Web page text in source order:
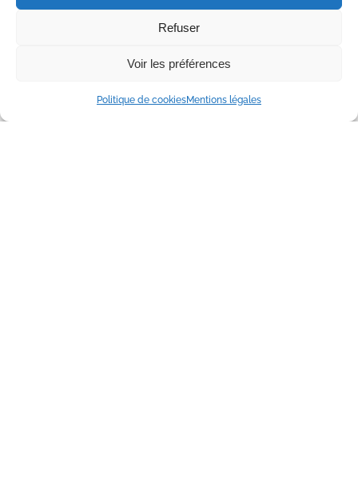
Refuser
Voir les préférences
Politique de cookiesMentions légales